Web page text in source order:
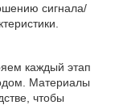
сигнала/
каждый этап
Материалы
чтобы